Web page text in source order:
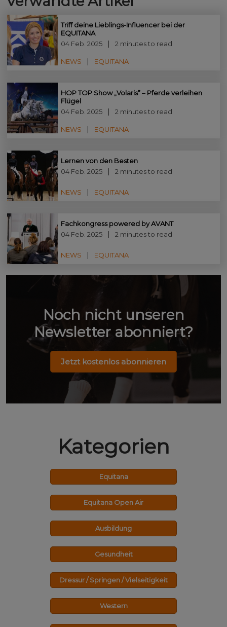
Triff deine Lieblings-Influencer bei der
EQUITANA
04 Feb. 2025
2 minutes to read
NEWS EQUITANA
HOP TOP Show „Volaris” – Pferde verleihen
Flügel
04 Feb. 2025
2 minutes to read
NEWS EQUITANA
Lernen von den Besten
04 Feb. 2025
2 minutes to read
NEWS EQUITANA
Fachkongress powered by AVANT
04 Feb. 2025
2 minutes to read
NEWS EQUITANA
Noch nicht unseren
Newsletter abonniert?
Jetzt kostenlos abonnieren
Kategorien
Equitana
Equitana Open Air
Ausbildung
Gesundheit
Dressur / Springen / Vielseitigkeit
Western